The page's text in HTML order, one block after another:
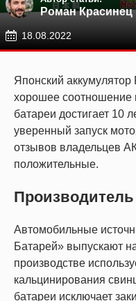
Роман Красинец
18.08.2022
Японский
хорошее соотношение
батареи достигает 10
уверенный запуск
отзывов владельцев
положительные.
Автомобильные
Батарей» выпускают
производстве
кальцинирования
батареи исключает